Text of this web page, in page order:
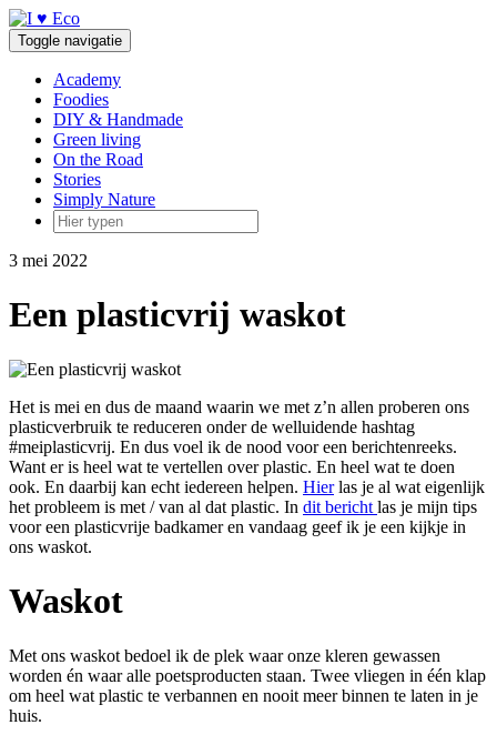
Doorgaan
naar
inhoud
Toggle navigatie
Academy
Foodies
DIY & Handmade
Green living
On the Road
Stories
Simply Nature
3 mei 2022
Een plasticvrij waskot
Het is mei en dus de maand waarin we met z’n allen proberen ons
plasticverbruik te reduceren onder de welluidende hashtag
#meiplasticvrij. En dus voel ik de nood voor een berichtenreeks.
Want er is heel wat te vertellen over plastic. En heel wat te doen
ook. En daarbij kan echt iedereen helpen. Hierlas je al wat eigenlijk
het probleem is met / van al dat plastic. In dit bericht las je mijn tips
voor een plasticvrije badkamer en vandaag geef ik je een kijkje in
ons waskot.
Waskot
Met ons waskot bedoel ik de plek waar onze kleren gewassen
worden én waar alle poetsproducten staan. Twee vliegen in één klap
om heel wat plastic te verbannen en nooit meer binnen te laten in je
huis.